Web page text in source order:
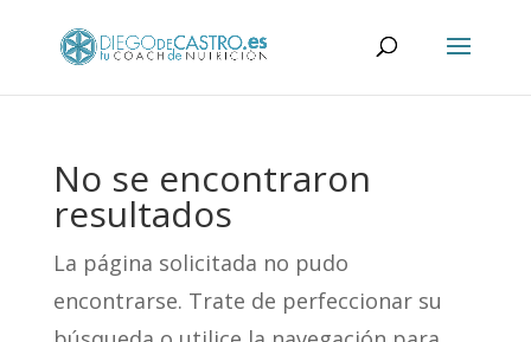
No se encontraron
resultados
La página solicitada no pudo
encontrarse. Trate de perfeccionar su